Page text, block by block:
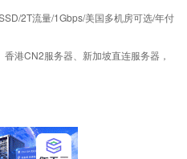
2T流量/1Gbps/美国多机房可选/年付
港CN2服务器、新加坡直连服务器，